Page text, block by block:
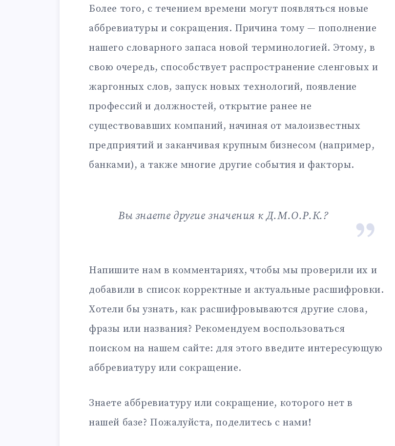
Более того, с течением времени могут появляться новые
аббревиатуры и сокращения. Причина тому — пополнение
нашего словарного запаса новой терминологией. Этому, в
свою очередь, способствует распространение сленговых и
жаргонных слов, запуск новых технологий, появление
профессий и должностей, открытие ранее не
существовавших компаний, начиная от малоизвестных
предприятий и заканчивая крупным бизнесом (например,
банками), а также многие другие события и факторы.
Вы знаете другие значения к Д.М.О.Р.К.?
Напишите нам в комментариях, чтобы мы проверили их и
добавили в список корректные и актуальные расшифровки.
Хотели бы узнать, как расшифровываются другие слова,
фразы или названия? Рекомендуем воспользоваться
поиском на нашем сайте: для этого введите интересующую
аббревиатуру или сокращение.
Знаете аббревиатуру или сокращение, которого нет в
нашей базе? Пожалуйста, поделитесь с нами!